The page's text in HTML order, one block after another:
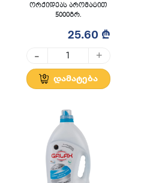
ორქიდეას არომატით
5000გრ.
25.60 ₾
- +
დამატება